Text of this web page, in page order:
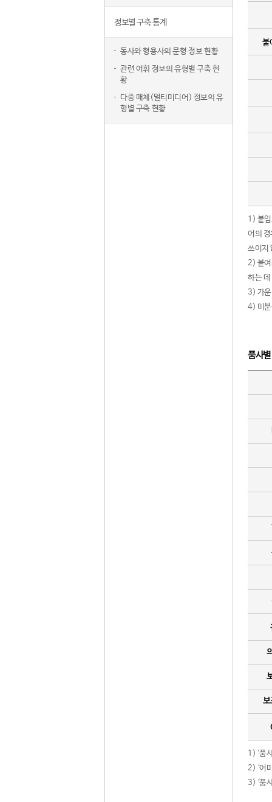
정보별 구축 통계
동사와 형용사의 문형 정보 현황
관련 어휘 정보의 유형별 구축 현
황
다중 매체(멀티미디어) 정보의 유
형별 구축 현황
붙
1) 붙
어의
쓰이지
2) 붙여
하는
3) 가운
4) 미분
품사
보
1) '품
2) ‘어
3) ‘품